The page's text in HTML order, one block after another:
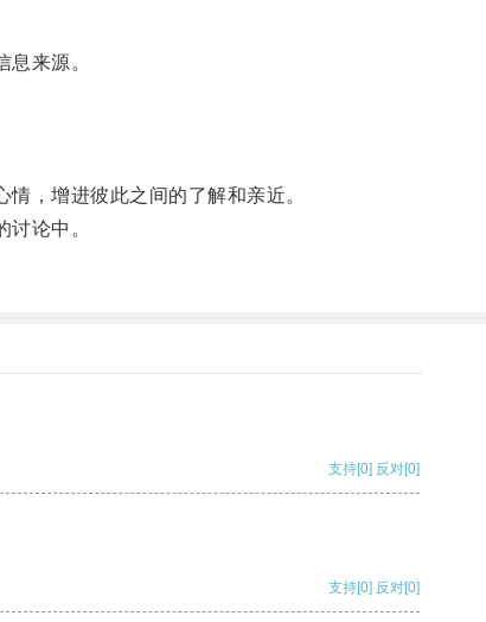
来源。
，增进彼此之间的了解和亲近。
论中。
支持[0] 反对[0]
支持[0] 反对[0]